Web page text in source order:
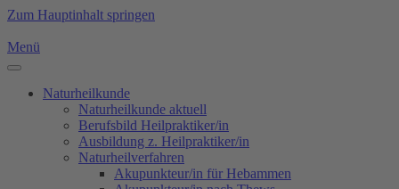
Zum Hauptinhalt springen
Menü
Naturheilkunde
Naturheilkunde aktuell
Berufsbild Heilpraktiker/in
Ausbildung z. Heilpraktiker/in
Naturheilverfahren
Akupunkteur/in für Hebammen